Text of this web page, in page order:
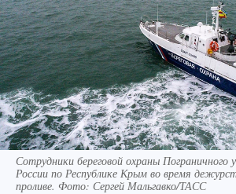
Сотрудники береговой охраны Пограничного
России по Республике Крым во время
проливе. Фото: Сергей Мальгавко/ТАСС